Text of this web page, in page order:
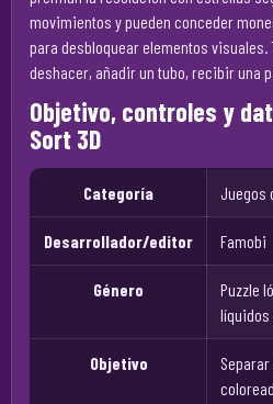
movimientos y pueden conceder
para desbloquear elementos
deshacer, añadir un tubo, recibir una
Objetivo, controles y
Sort 3D
Categoría Juegos
Desarrollador/editor Famobi
Género
Puzzle
líquidos
Objetivo